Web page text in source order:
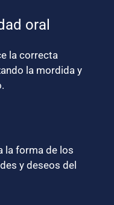
oral
la correcta
la mordida y
la forma de los
y deseos del